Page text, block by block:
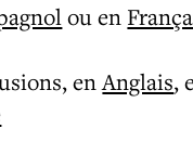
ou en
enAnglais,